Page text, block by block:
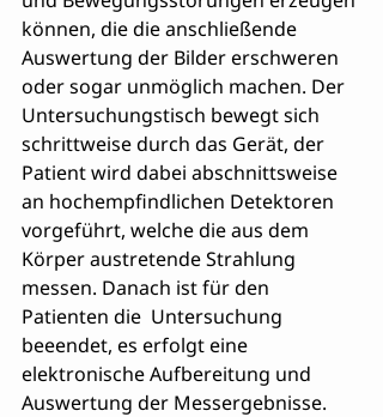
können, die die anschließende
Auswertung der Bilder erschweren
oder sogar unmöglich machen. Der
Untersuchungstisch bewegt sich
schrittweise durch das Gerät, der
Patient wird dabei abschnittsweise
an hochempfindlichen Detektoren
vorgeführt, welche die aus dem
Körper austretende Strahlung
messen. Danach ist für den
Patienten die  Untersuchung
beeendet, es erfolgt eine
elektronische Aufbereitung und
Auswertung der Messergebnisse.